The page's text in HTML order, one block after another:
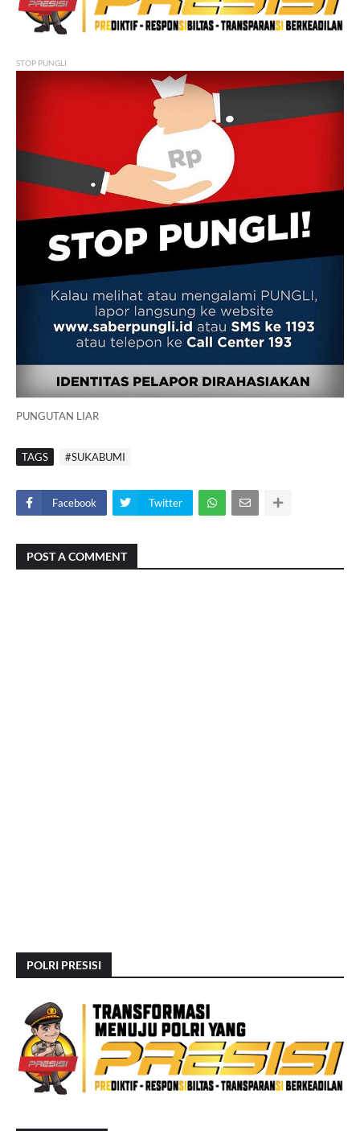
STOP PUNGLI
PUNGUTAN LIAR
TAGS #SUKABUMI
Facebook Twitter
POST A COMMENT
POLRI PRESISI